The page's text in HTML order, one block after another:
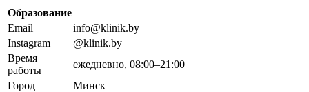
Образование
Email
info@klinik.by
Instagram
@klinik.by
Время
работы
ежедневно, 08:00–21:00
Город
Минск